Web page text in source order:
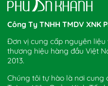
Công Ty TNHH TMDV XNK
Đơn vị cung cấp nguyên liệu
thương hiệu hàng đầu Việt
2013.
Chúng tôi tự hào là nơi